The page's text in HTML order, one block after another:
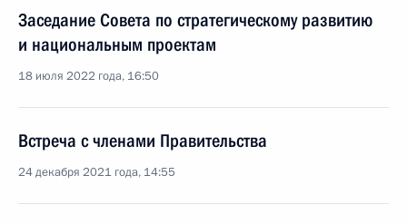
Заседание Совета по стратегическому развитию
и национальным проектам
18 июля 2022 года, 16:50
Встреча с членами Правительства
24 декабря 2021 года, 14:55